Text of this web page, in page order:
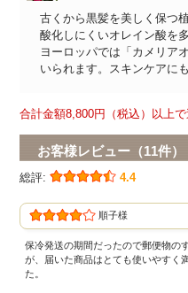
古くから黒髪を美しく保つ
酸化しにくいオレイン酸を
ヨーロッパでは「カメリア
いられます。スキンケアに
合計金額8,800円（税込）以上
お客様レビュー（11件）
総評: 4.4
順子様
保冷発送の期間だったので郵便物の
が、届いた商品はとても使いやすく
た。